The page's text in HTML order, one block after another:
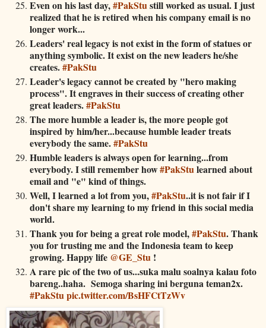
Even on his last day,#PakStustill worked as usual. I just
realized that he is retired when his company email is no
longer work...
Leaders' real legacy is not exist in the form of statues or
anything symbolic. It exist on the new leaders he/she
creates.#PakStu
Leader's legacy cannot be created by "hero making
process". It engraves in their success of creating other
great leaders.#PakStu
The more humble a leader is, the more people got
inspired by him/her...because humble leader treats
everybody the same.#PakStu
Humble leaders is always open for learning...from
everybody. I still remember how#PakStulearned about
email and "e" kind of things.
Well, I learned a lot from you,#PakStu..it is not fair if I
don't share my learning to my friend in this social media
world.
Thank you for being a great role model,#PakStu. Thank
you for trusting me and the Indonesia team to keep
growing. Happy life @GE_Stu !
A rare pic of the two of us...suka malu soalnya kalau foto
bareng..haha. Semoga sharing ini berguna teman2x.
#PakStupic.twitter.com/BsHFCtTzWv